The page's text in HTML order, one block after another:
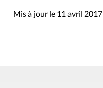
Mis à jour le 11 avril 2017